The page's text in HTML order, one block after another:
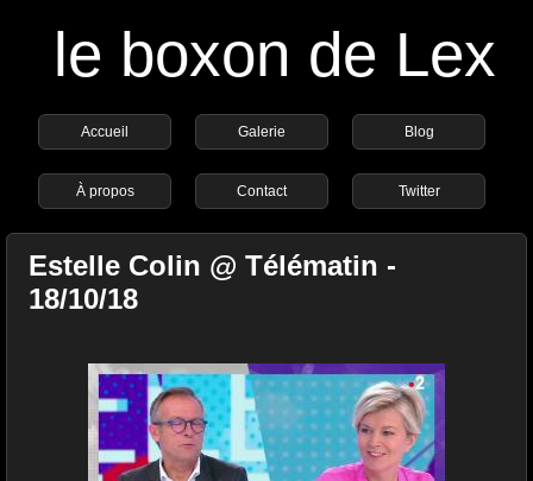
le boxon de Lex
Accueil Galerie Blog
À propos Contact Twitter
Estelle Colin @ Télématin -
18/10/18